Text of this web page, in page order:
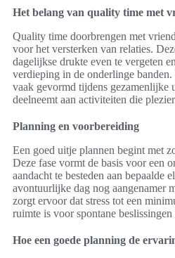
Het belang van quality time met
Quality time doorbrengen met
voor het versterken van relaties.
dagelijkse drukte even te vergeten
verdieping in de onderlinge
vaak gevormd tijdens gezamenlijke
deelneemt aan activiteiten die
Planning en voorbereiding
Een goed uitje plannen begint met
Deze fase vormt de basis voor een
aandacht te besteden aan bepaalde
avontuurlijke dag nog aangenamer
zorgt ervoor dat stress tot een
ruimte is voor spontane beslissingen
Hoe een goede planning de